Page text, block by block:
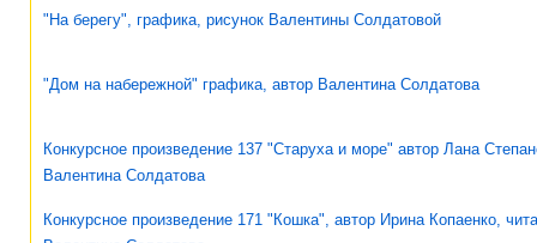
"На берегу", графика, рисунок Валентины Солдатовой
"Дом на набережной" графика, автор Валентина Солдатова
Конкурсное произведение 137 "Старуха и море" автор Лана
Валентина Солдатова
Конкурсное произведение 171 "Кошка", автор Ирина Копаенко,